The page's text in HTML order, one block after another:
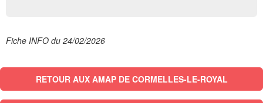
Fiche INFO du 24/02/2026
RETOUR AUX AMAP DE CORMELLES-LE-ROYAL